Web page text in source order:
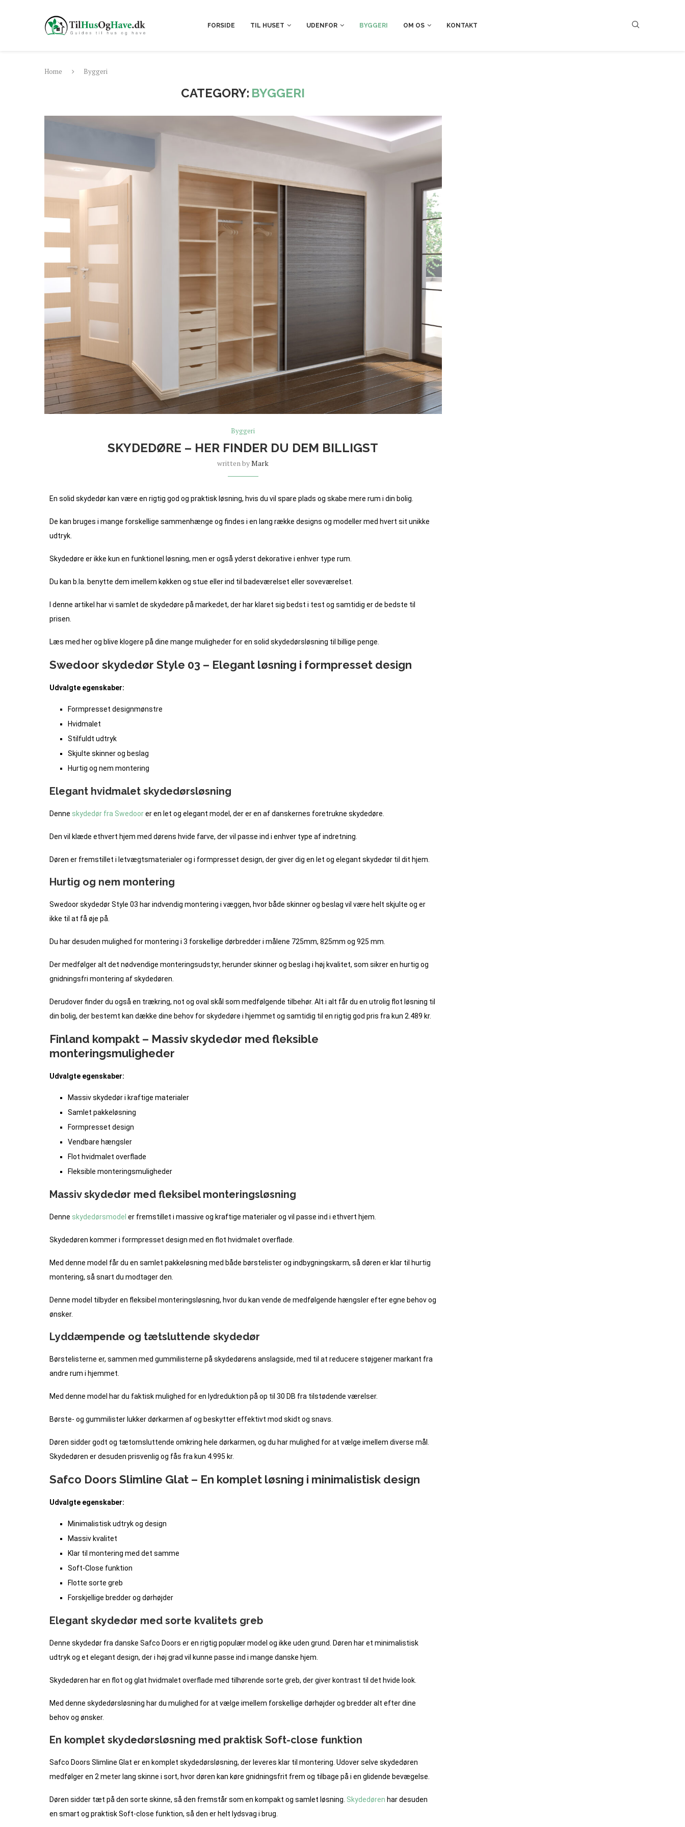
FORSIDE TIL HUSET UDENFOR BYGGERI OM OS KONTAKT
Home Byggeri
CATEGORY: BYGGERI
Byggeri
SKYDEDØRE – HER FINDER DU DEM BILLIGST
written byMark
En solid skydedør kan være en rigtig god og praktisk løsning, hvis du vil spare plads og skabe mere rum i din bolig.
De kan bruges i mange forskellige sammenhænge og findes i en lang række designs og modeller med hvert sit unikke
udtryk.
Skydedøre er ikke kun en funktionel løsning, men er også yderst dekorative i enhver type rum.
Du kan b.la. benytte dem imellem køkken og stue eller ind til badeværelset eller soveværelset.
I denne artikel har vi samlet de skydedøre på markedet, der har klaret sig bedst i test og samtidig er de bedste til
prisen.
Læs med her og blive klogere på dine mange muligheder for en solid skydedørsløsning til billige penge.
Swedoor skydedør Style 03 – Elegant løsning i formpresset design
Udvalgte egenskaber:
Formpresset designmønstre
Hvidmalet
Stilfuldt udtryk
Skjulte skinner og beslag
Hurtig og nem montering
Elegant hvidmalet skydedørsløsning
Denne skydedør fra Swedoorer en let og elegant model, der er en af danskernes foretrukne skydedøre.
Den vil klæde ethvert hjem med dørens hvide farve, der vil passe ind i enhver type af indretning.
Døren er fremstillet i letvægtsmaterialer og i formpresset design, der giver dig en let og elegant skydedør til dit hjem.
Hurtig og nem montering
Swedoor skydedør Style 03 har indvendig montering i væggen, hvor både skinner og beslag vil være helt skjulte og er
ikke til at få øje på.
Du har desuden mulighed for montering i 3 forskellige dørbredder i målene 725mm, 825mm og 925 mm.
Der medfølger alt det nødvendige monteringsudstyr, herunder skinner og beslag i høj kvalitet, som sikrer en hurtig og
gnidningsfri montering af skydedøren.
Derudover finder du også en trækring, not og oval skål som medfølgende tilbehør. Alt i alt får du en utrolig flot løsning til
din bolig, der bestemt kan dække dine behov for skydedøre i hjemmet og samtidig til en rigtig god pris fra kun 2.489 kr.
Finland kompakt – Massiv skydedør med fleksible
monteringsmuligheder
Udvalgte egenskaber:
Massiv skydedør i kraftige materialer
Samlet pakkeløsning
Formpresset design
Vendbare hængsler
Flot hvidmalet overflade
Fleksible monteringsmuligheder
Massiv skydedør med fleksibel monteringsløsning
Denne skydedørsmodel er fremstillet i massive og kraftige materialer og vil passe ind i ethvert hjem.
Skydedøren kommer i formpresset design med en flot hvidmalet overflade.
Med denne model får du en samlet pakkeløsning med både børstelister og indbygningskarm, så døren er klar til hurtig
montering, så snart du modtager den.
Denne model tilbyder en fleksibel monteringsløsning, hvor du kan vende de medfølgende hængsler efter egne behov og
ønsker.
Lyddæmpende og tætsluttende skydedør
Børstelisterne er, sammen med gummilisterne på skydedørens anslagside, med til at reducere støjgener markant fra
andre rum i hjemmet.
Med denne model har du faktisk mulighed for en lydreduktion på op til 30 DB fra tilstødende værelser.
Børste- og gummilister lukker dørkarmen af og beskytter effektivt mod skidt og snavs.
Døren sidder godt og tætomsluttende omkring hele dørkarmen, og du har mulighed for at vælge imellem diverse mål.
Skydedøren er desuden prisvenlig og fås fra kun 4.995 kr.
Safco Doors Slimline Glat – En komplet løsning i minimalistisk design
Udvalgte egenskaber:
Minimalistisk udtryk og design
Massiv kvalitet
Klar til montering med det samme
Soft-Close funktion
Flotte sorte greb
Forskjellige bredder og dørhøjder
Elegant skydedør med sorte kvalitets greb
Denne skydedør fra danske Safco Doors er en rigtig populær model og ikke uden grund. Døren har et minimalistisk
udtryk og et elegant design, der i høj grad vil kunne passe ind i mange danske hjem.
Skydedøren har en flot og glat hvidmalet overflade med tilhørende sorte greb, der giver kontrast til det hvide look.
Med denne skydedørsløsning har du mulighed for at vælge imellem forskellige dørhøjder og bredder alt efter dine
behov og ønsker.
En komplet skydedørsløsning med praktisk Soft-close funktion
Safco Doors Slimline Glat er en komplet skydedørsløsning, der leveres klar til montering. Udover selve skydedøren
medfølger en 2 meter lang skinne i sort, hvor døren kan køre gnidningsfrit frem og tilbage på i en glidende bevægelse.
Døren sidder tæt på den sorte skinne, så den fremstår som en kompakt og samlet løsning. Skydedøren har desuden
en smart og praktisk Soft-close funktion, så den er helt lydsvag i brug.